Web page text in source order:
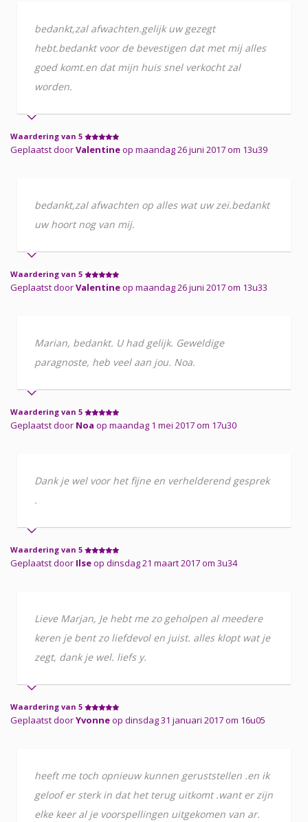
bedankt,zal afwachten.gelijk uw gezegt
hebt.bedankt voor de bevestigen dat met mij alles
goed komt.en dat mijn huis snel verkocht zal
worden.
Waardering van 5
Geplaatst doorValentineop maandag 26 juni 2017 om 13u39
bedankt,zal afwachten op alles wat uw zei.bedankt
uw hoort nog van mij.
Waardering van 5
Geplaatst doorValentineop maandag 26 juni 2017 om 13u33
Marian, bedankt. U had gelijk. Geweldige
paragnoste, heb veel aan jou. Noa.
Waardering van 5
Geplaatst door Noa op maandag 1 mei 2017 om 17u30
Dank je wel voor het fijne en verhelderend gesprek
.
Waardering van 5
Geplaatst door Ilseop dinsdag 21 maart 2017 om 3u34
Lieve Marjan, Je hebt me zo geholpen al meedere
keren je bent zo liefdevol en juist. alles klopt wat je
zegt, dank je wel. liefs y.
Waardering van 5
Geplaatst doorYvonneop dinsdag 31 januari 2017 om 16u05
heeft me toch opnieuw kunnen geruststellen .en ik
geloof er sterk in dat het terug uitkomt .want er zijn
elke keer al je voorspellingen uitgekomen van ar.